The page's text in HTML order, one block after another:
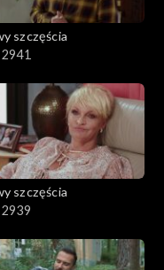
szczęścia
szczęścia